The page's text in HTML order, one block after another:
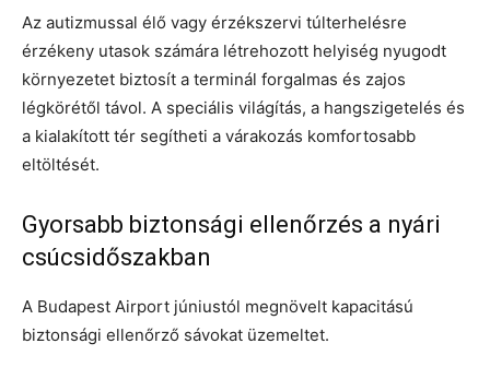
Az autizmussal élő vagy érzékszervi túlterhelésre
érzékeny utasok számára létrehozott helyiség nyugodt
környezetet biztosít a terminál forgalmas és zajos
légkörétől távol. A speciális világítás, a hangszigetelés és
a kialakított tér segítheti a várakozás komfortosabb
eltöltését.
Gyorsabb biztonsági ellenőrzés a nyári
csúcsidőszakban
A Budapest Airport júniustól megnövelt kapacitású
biztonsági ellenőrző sávokat üzemeltet.